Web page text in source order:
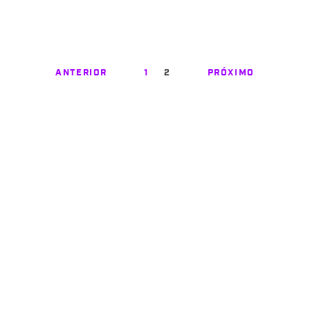
ANTERIOR 1 2 PRÓXIMO